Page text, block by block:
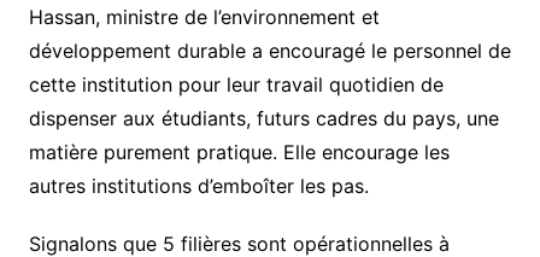
Hassan, ministre de l’environnement et
développement durable a encouragé le personnel de
cette institution pour leur travail quotidien de
dispenser aux étudiants, futurs cadres du pays, une
matière purement pratique. Elle encourage les
autres institutions d’emboîter les pas.
Signalons que 5 filières sont opérationnelles à